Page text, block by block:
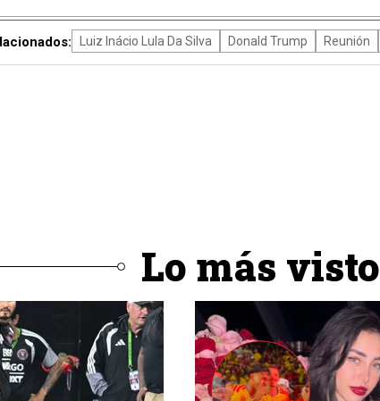
Luiz Inácio Lula Da Silva Donald Trump Reunión
Lo más visto